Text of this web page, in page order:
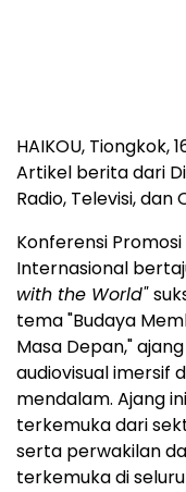
HAIKOU, Tiongkok,
Artikel berita dari
Radio, Televisi, dan
Konferensi
Internasional
with the World"
tema "Budaya
Masa Depan,"
audiovisual imersif
mendalam. Ajang
terkemuka dari
serta perwakilan
terkemuka di